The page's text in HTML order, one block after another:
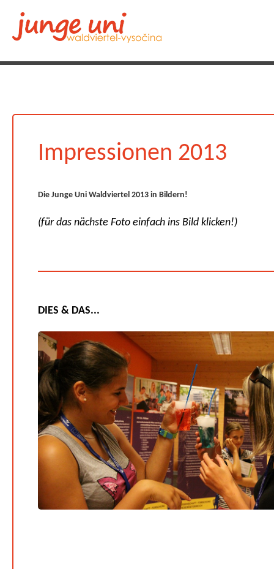
Impressionen 2013
Die Junge Uni Waldviertel 2013 in Bildern!
(für das nächste Foto einfach ins Bild klicken!)
DIES & DAS...